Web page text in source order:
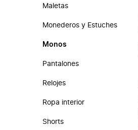
Maletas
Monederos y Estuches
Monos
Pantalones
Relojes
Ropa interior
Shorts